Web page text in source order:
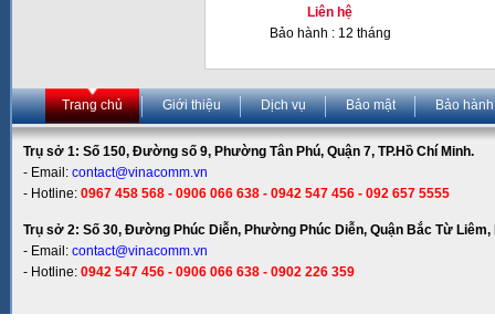
Liên hệ
Bảo hành : 12 tháng
Trang chủ Giới thiệu Dịch vụ Bảo mật Bảo hành
Trụ sở 1: Số 150, Đường số 9, Phường Tân Phú, Quận 7, TP.Hồ Chí Minh.
- Email: contact@vinacomm.vn
- Hotline: 0967 458 568 - 0906 066 638 - 0942 547 456 - 092 657 5555
Trụ sở 2: Số 30, Đường Phúc Diễn, Phường Phúc Diễn, Quận Bắc Từ Liêm,
- Email: contact@vinacomm.vn
- Hotline: 0942 547 456 - 0906 066 638 - 0902 226 359